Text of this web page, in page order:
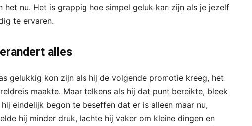
het nu. Het is grappig hoe simpel geluk kan zijn als je jezelf
te ervaren.
alles
gelukkig kon zijn als hij de volgende promotie kreeg, het
maakte. Maar telkens als hij dat punt bereikte, bleek
eindelijk begon te beseffen dat er is alleen maar nu,
hij minder druk, lachte hij vaker om kleine dingen en